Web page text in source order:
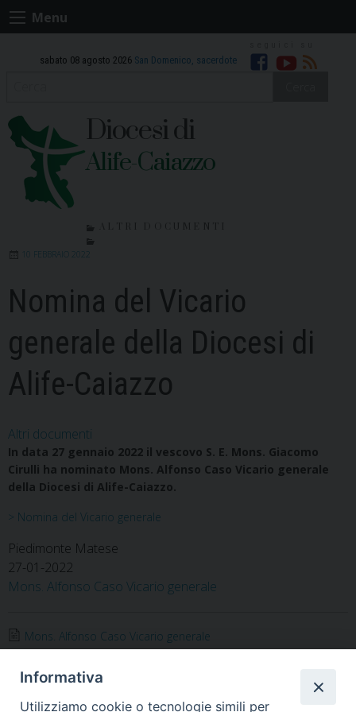
Skip
to
Menu
sabato 08 agosto 2026 San Domenico, sacerdote Facebook
Youtube
RSS
Diocesi di
Alife-Caiazzo
10 FEBBRAIO 2022
Nomina del Vicario
generale della Diocesi di
Alife-Caiazzo
Altri documenti
In data 27 gennaio 2022 il vescovo S. E. Mons. Giacomo
Cirulli ha nominato Mons. Alfonso Caso Vicario generale
della Diocesi di Alife-Caiazzo.
> Nomina del Vicario generale
Piedimonte Matese
27-01-2022
Mons. Alfonso Caso Vicario generale
Mons. Alfonso Caso Vicario generale
Informativa
Utilizziamo cookie o tecnologie simili per